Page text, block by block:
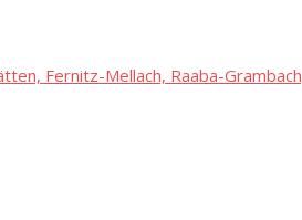
Fernitz-Mellach, Raaba-